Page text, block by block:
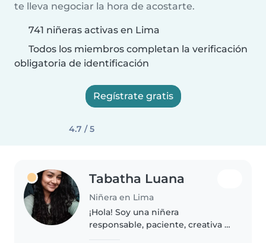
te lleva negociar la hora de acostarte.
741 niñeras activas en Lima
Todos los miembros completan la verificación
obligatoria de identificación
Regístrate gratis
4.7 / 5
Tabatha Luana
Niñera en Lima
¡Hola! Soy una niñera
responsable, paciente, creativa y